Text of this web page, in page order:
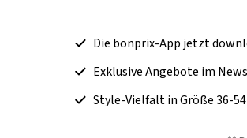
Die bonprix-App jetzt
Exklusive Angebote im
Style-Vielfalt in Größe 36-54